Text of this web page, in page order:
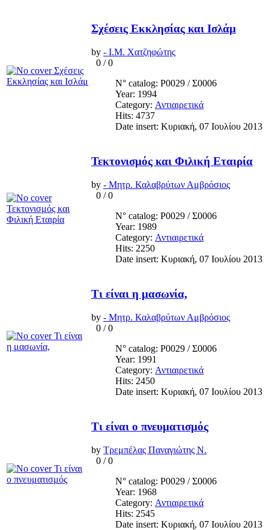
Σχέσεις Εκκλησίας και Ισλάμ
by - Ι.Μ. Χατζηφώτης
0 /0
N° catalog: Ρ0029 / Σ0006
Year: 1994
Category: Αντιαιρετικά
Hits: 4737
Date insert: Κυριακή, 07 Ιουλίου 2013
Τεκτονισμός και Φιλική Εταιρία
by - Μητρ. Καλαβρύτων Αμβρόσιος
0 /0
N° catalog: Ρ0029 / Σ0006
Year: 1989
Category: Αντιαιρετικά
Hits: 2250
Date insert: Κυριακή, 07 Ιουλίου 2013
Τι είναι η μασωνία,
by - Μητρ. Καλαβρύτων Αμβρόσιος
0 /0
N° catalog: Ρ0029 / Σ0006
Year: 1991
Category: Αντιαιρετικά
Hits: 2450
Date insert: Κυριακή, 07 Ιουλίου 2013
Τι είναι ο πνευματισμός
by Τρεμπέλας Παναγιώτης Ν.
0 /0
N° catalog: Ρ0029 / Σ0006
Year: 1968
Category: Αντιαιρετικά
Hits: 2545
Date insert: Κυριακή, 07 Ιουλίου 2013